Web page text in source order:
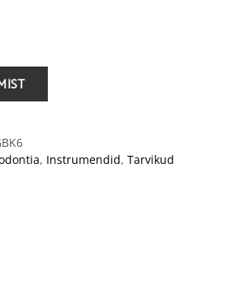
, Instrumendid, Tarvikud